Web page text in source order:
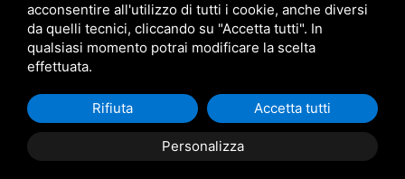
Whatsapp
P.IVA 09106310965 | Privacy| SitemapQuesto sito è
protetto da Google reCAPTCHA v3,
Terms
of Servicedi Google.
acconsentire all'utilizzo di tutti i cookie, anche diversi
da quelli tecnici, cliccando su "Accetta tutti". In
qualsiasi momento potrai modificare la scelta
effettuata.
Personalizza
Rifiuta Accetta tutti